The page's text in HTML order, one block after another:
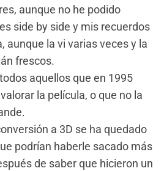
aunque no he podido
side by side y mis recuerdos
aunque la vi varias veces y la
frescos.
aquellos que en 1995
la película, o que no la
a 3D se ha quedado
podrían haberle sacado más
de saber que hicieron un